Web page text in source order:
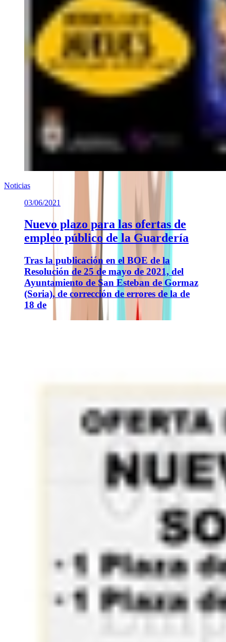
Noticias
03/06/2021
Nuevo plazo para las ofertas de
empleo público de la Guardería
Tras la publicación en el BOE de la
Resolución de 25 de mayo de 2021, del
Ayuntamiento de San Esteban de Gormaz
(Soria), de corrección de errores de la de
18 de